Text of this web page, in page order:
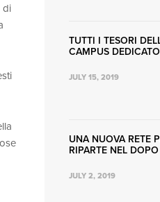
di
TUTTI I TESORI
CAMPUS
JULY 15, 2019
UNA NUOVA RETE
RIPARTE NEL
JULY 2, 2019